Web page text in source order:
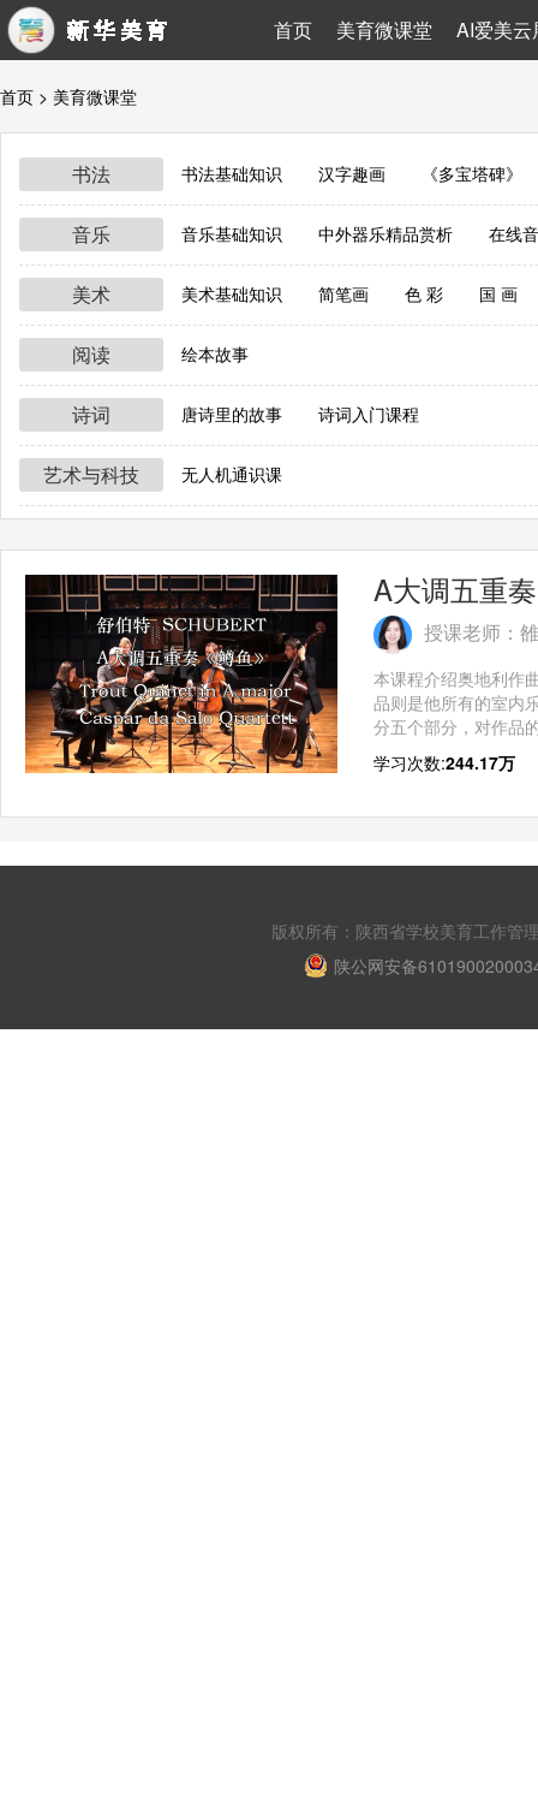
首页 美育微课堂 AI爱美云
首页 > 美育微课堂
书法 书法基础知识 汉字趣画 《多宝塔碑》
音乐 音乐基础知识 中外器乐精品赏析 在线
美术 美术基础知识 简笔画 色 彩 国 画
阅读 绘本故事
诗词 唐诗里的故事 诗词入门课程
艺术与科技 无人机通识课
A大调五重
授课老师：
本课程介绍奥地利作
品则是他所有的室内
分五个部分，对作品
学习次数:244.17万
版权所有：陕西省学校美育工作管
陕公网安备